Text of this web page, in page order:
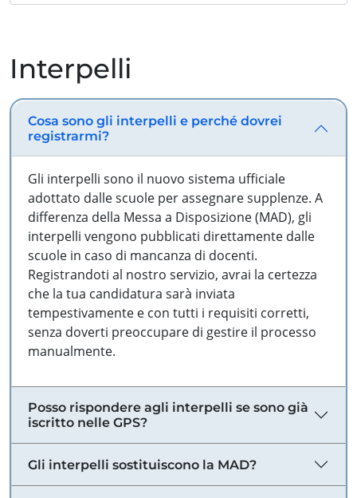
Interpelli
Cosa sono gli interpelli e perché dovrei
registrarmi?
Gli interpelli sono il nuovo sistema ufficiale
adottato dalle scuole per assegnare supplenze. A
differenza della Messa a Disposizione (MAD), gli
interpelli vengono pubblicati direttamente dalle
scuole in caso di mancanza di docenti.
Registrandoti al nostro servizio, avrai la certezza
che la tua candidatura sarà inviata
tempestivamente e con tutti i requisiti corretti,
senza doverti preoccupare di gestire il processo
manualmente.
Posso rispondere agli interpelli se sono già
iscritto nelle GPS?
Gli interpelli sostituiscono la MAD?